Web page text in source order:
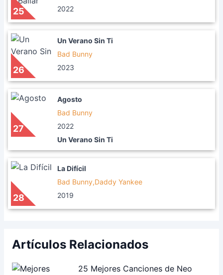
25
2022
26
Un Verano Sin Ti
Bad Bunny
2023
27
Agosto
Bad Bunny
2022
Un Verano Sin Ti
28
La Difícil
Bad Bunny,Daddy Yankee
2019
Artículos Relacionados
25 Mejores Canciones de Neo